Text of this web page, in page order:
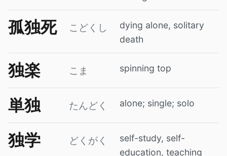
孤独死 こどくし
dying alone, solitary
death
独楽 こま spinning top
単独 たんどく alone; single; solo
独学 どくがく
self-study, self-
education, teaching